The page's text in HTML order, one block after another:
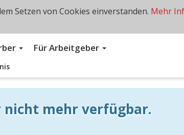
Für Arbeitgeber
nicht mehr verfügbar.
Setzen von Cookies einverstanden. Mehr